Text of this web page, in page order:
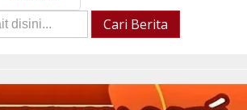
Cari Berita